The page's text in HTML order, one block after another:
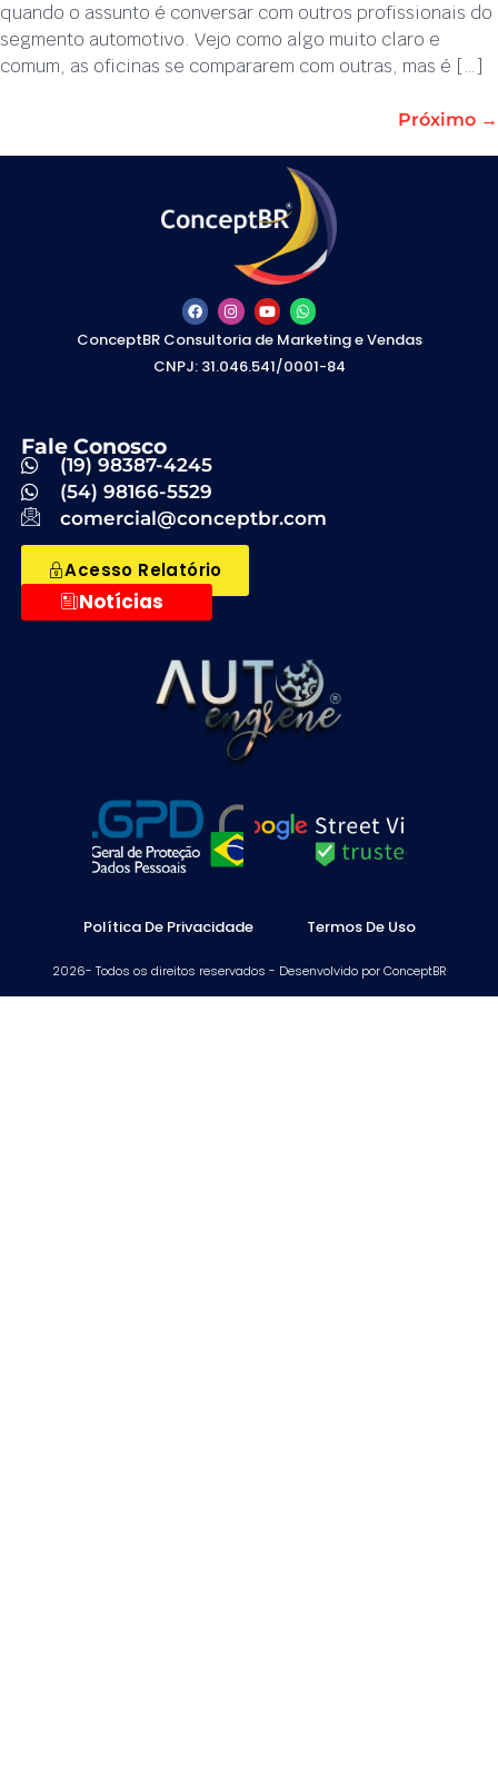
quando o assunto é conversar com outros profissionais do
segmento automotivo. Vejo como algo muito claro e
comum, as oficinas se compararem com outras, mas é […]
Próximo →
ConceptBR Consultoria de Marketing e Vendas
CNPJ: 31.046.541/0001-84
Fale Conosco
(19) 98387-4245
(54) 98166-5529
comercial@conceptbr.com
Acesso Relatório
Notícias
Política De Privacidade Termos De Uso
2026- Todos os direitos reservados - Desenvolvido por ConceptBR